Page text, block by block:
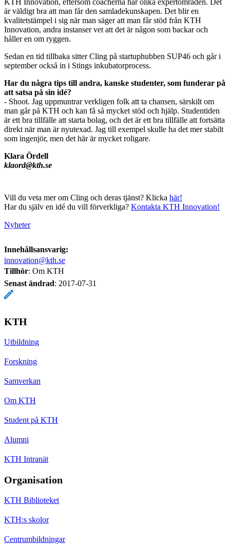
är väldigt bra att man får den samladekunskapen. Det blir en
kvalitetstämpel i sig när man säger att man får stöd från KTH
Innovation, andra instanser vet att det är någon som backar och
håller en om ryggen.
Sedan en tid tillbaka sitter Cling på startuphubben SUP46 och går i
september också in i Stings inkubatorprocess.
Har du några tips till andra, kanske studenter, som funderar på
att satsa på sin idé?
- Shoot. Jag uppmuntrar verkligen folk att ta chansen, särskilt om
man går på KTH och kan få så mycket stöd och hjälp. Studentiden
är ett bra tillfälle att starta bolag, och det är ett bra tillfälle att fortsätta
direkt när man är nyutexad. Jag till exempel skulle ha det mer stabilt
som ingenjör, men det här är mycket roligare.
Klara Ördell
klaord@kth.se
Vill du veta mer om Cling och deras tjänst? Klicka här!
Har du själv en idé du vill förverkliga? Kontakta KTH Innovation!
Nyheter
Innehållsansvarig:
innovation@kth.se
Tillhör: Om KTH
Senast ändrad: 2017-07-31
KTH
Utbildning
Forskning
Samverkan
Om KTH
Student på KTH
Alumni
KTH Intranät
Organisation
KTH Biblioteket
KTH:s skolor
Centrumbildningar